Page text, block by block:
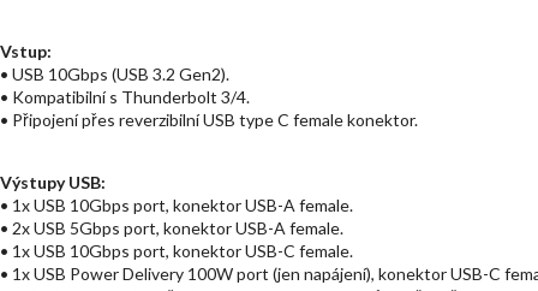
Vstup:
• USB 10Gbps (USB 3.2 Gen2).
• Kompatibilní s Thunderbolt 3/4.
• Připojení přes reverzibilní USB type C female konektor.
Výstupy USB:
• 1x USB 10Gbps port, konektor USB-A female.
• 2x USB 5Gbps port, konektor USB-A female.
• 1x USB 10Gbps port, konektor USB-C female.
• 1x USB Power Delivery 100W port (jen napájení), konektor USB-C